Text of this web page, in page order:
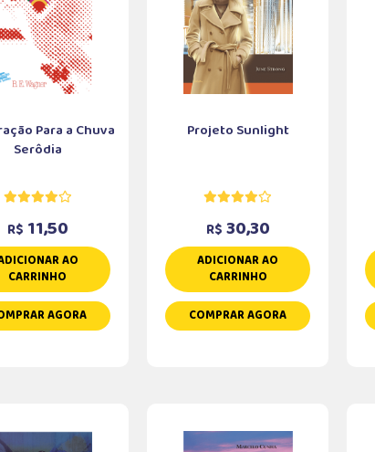
Para a Chuva
Serôdia
R$ 11,50
AO
CARRINHO
AGORA
Projeto Sunlight
R$ 30,30
ADICIONAR AO
CARRINHO
COMPRAR AGORA